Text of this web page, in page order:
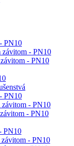
PN10
závitom - PN10
- PN10
PN10
- PN10
- PN10
PN10
- PN10